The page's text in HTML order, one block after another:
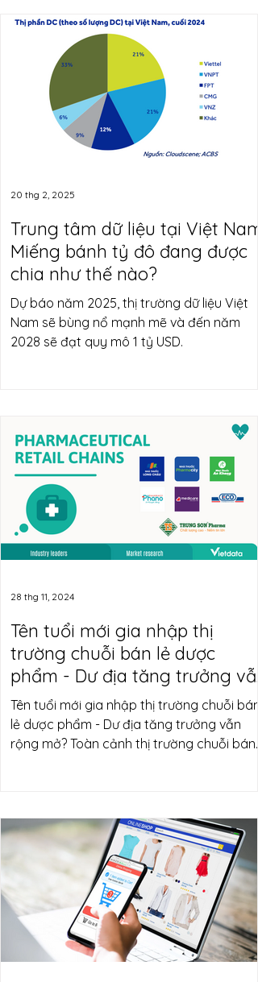
Trung tâm dữ liệu tại Việt Nam:
Miếng bánh tỷ đô đang được
chia như thế nào?
Dự báo năm 2025, thị trường dữ liệu Việt
Nam sẽ bùng nổ mạnh mẽ và đến năm
2028 sẽ đạt quy mô 1 tỷ USD.
20 thg 2, 2025
Tên tuổi mới gia nhập thị
trường chuỗi bán lẻ dược
phẩm - Dư địa tăng trưởng vẫn
rộng mở?
Tên tuổi mới gia nhập thị trường chuỗi bán
lẻ dược phẩm - Dư địa tăng trưởng vẫn
rộng mở? Toàn cảnh thị trường chuỗi bán
28 thg 11, 2024